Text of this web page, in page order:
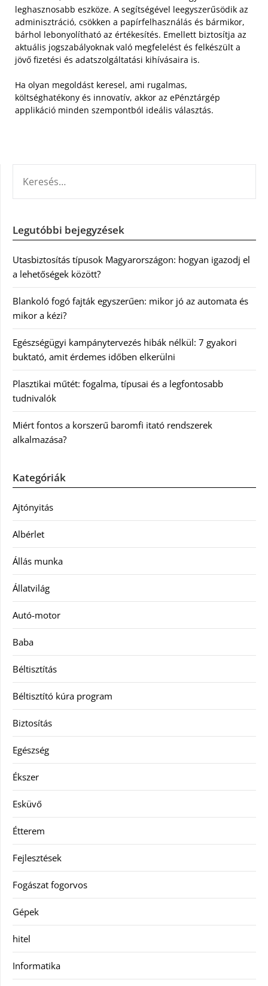
leghasznosabb eszköze. A segítségével leegyszerűsödik az
adminisztráció, csökken a papírfelhasználás és bármikor,
bárhol lebonyolítható az értékesítés. Emellett biztosítja az
aktuális jogszabályoknak való megfelelést és felkészült a
jövő fizetési és adatszolgáltatási kihívásaira is.
Ha olyan megoldást keresel, ami rugalmas,
költséghatékony és innovatív, akkor az ePénztárgép
applikáció minden szempontból ideális választás.
Legutóbbi bejegyzések
Utasbiztosítás típusok Magyarországon: hogyan igazodj el
a lehetőségek között?
Blankoló fogó fajták egyszerűen: mikor jó az automata és
mikor a kézi?
Egészségügyi kampánytervezés hibák nélkül: 7 gyakori
buktató, amit érdemes időben elkerülni
Plasztikai műtét: fogalma, típusai és a legfontosabb
tudnivalók
Miért fontos a korszerű baromfi itató rendszerek
alkalmazása?
Kategóriák
Ajtónyitás
Albérlet
Állás munka
Állatvilág
Autó-motor
Baba
Béltisztítás
Béltisztító kúra program
Biztosítás
Egészség
Ékszer
Esküvő
Étterem
Fejlesztések
Fogászat fogorvos
Gépek
hitel
Informatika